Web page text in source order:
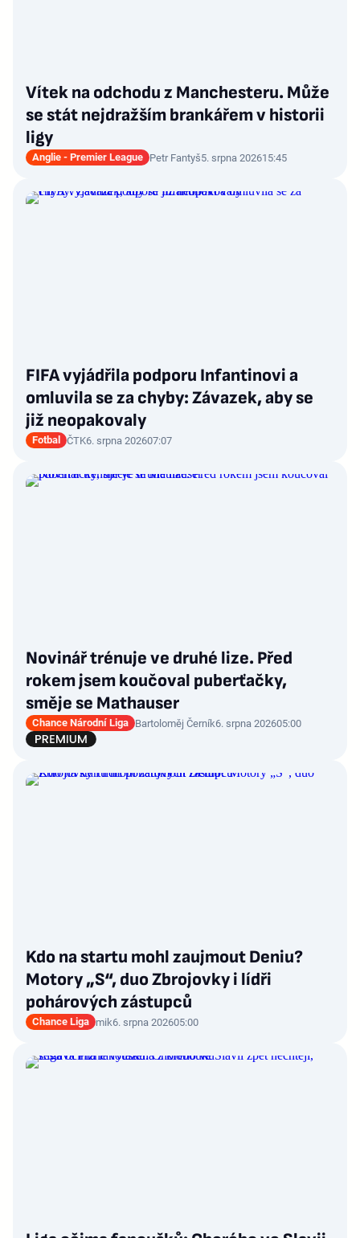
Vítek na odchodu z Manchesteru. Může
se stát nejdražším brankářem v historii
ligy
Anglie - Premier League Petr Fantyš5. srpna 202615:45
FIFA vyjádřila podporu Infantinovi a
omluvila se za chyby: Závazek, aby se
již neopakovaly
Fotbal ČTK6. srpna 202607:07
Novinář trénuje ve druhé lize. Před
rokem jsem koučoval puberťačky,
směje se Mathauser
Chance Národní Liga Bartoloměj Černík6. srpna 202605:00
Kdo na startu mohl zaujmout Deniu?
Motory „S“, duo Zbrojovky i lídři
pohárových zástupců
Chance Liga mik6. srpna 202605:00